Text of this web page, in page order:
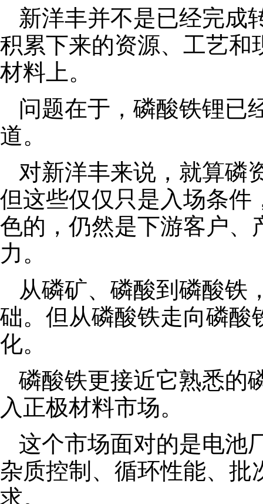
新洋丰并不是已经完成
积累下来的资源、工艺和
材料上。
问题在于，磷酸铁锂已
道。
对新洋丰来说，就算磷
但这些仅仅只是入场条件
色的，仍然是下游客户、
力。
从磷矿、磷酸到磷酸铁
础。但从磷酸铁走向磷酸
化。
磷酸铁更接近它熟悉的
入正极材料市场。
这个市场面对的是电池
杂质控制、循环性能、
求。